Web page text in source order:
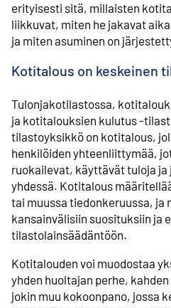
erityisesti sitä, millaisten
liikkuvat, miten he jakavat
ja miten asuminen on
Kotitalous on keskeinen
Tulonjakotilastossa,
ja kotitalouksien kulutus -
tilastoyksikkö on kotitalous,
henkilöiden yhteenliittymää,
ruokailevat, käyttävät tuloja
yhdessä. Kotitalous
tai muussa tiedonkeruussa, ja
kansainvälisiin suosituksiin ja
tilastolainsäädäntöön.
Kotitalouden voi muodostaa
yhden huoltajan perhe,
jokin muu kokoonpano, jossa